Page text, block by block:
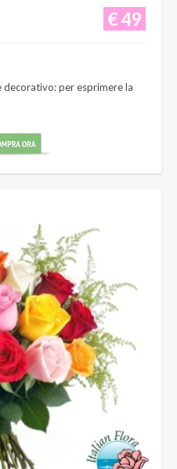
€ 49
decorativo: per esprimere la